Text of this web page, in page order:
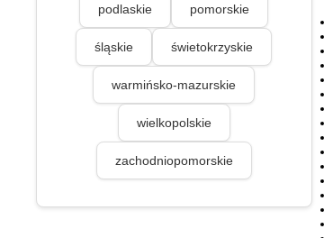
podlaskie pomorskie
śląskie świetokrzyskie
warmińsko-mazurskie
wielkopolskie
zachodniopomorskie